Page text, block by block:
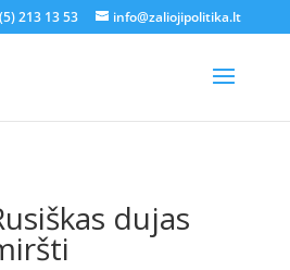
213 13 53 info@zaliojipolitika.lt
dujas